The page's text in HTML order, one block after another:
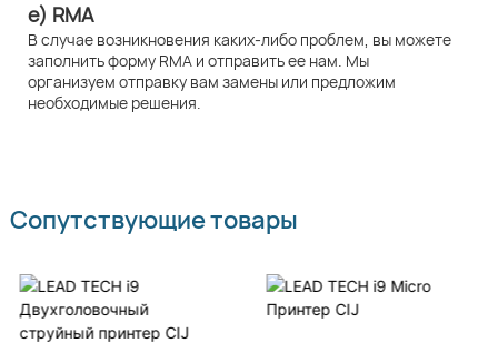
e) RMA
В случае возникновения каких-либо проблем, вы можете
заполнить форму RMA и отправить ее нам. Мы
организуем отправку вам замены или предложим
необходимые решения.
Сопутствующие товары